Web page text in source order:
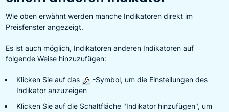
Wie oben erwähnt werden manche Indikatoren direkt im
Preisfenster angezeigt.
Es ist auch möglich, Indikatoren anderen Indikatoren auf
folgende Weise hinzuzufügen:
Klicken Sie auf das
-Symbol, um die Einstellungen des
Indikator anzuzeigen
Klicken Sie auf die Schaltfläche "Indikator hinzufügen", um